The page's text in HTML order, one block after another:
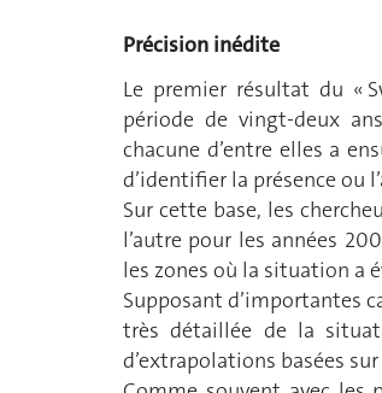
Précision inédite
Le premier résultat du «
période de vingt-deux
chacune d’entre elles a
d’identifier la présence ou
Sur cette base, les
l’autre pour les années
les zones où la situation a
Supposant d’importantes
très détaillée de la
d’extrapolations basées